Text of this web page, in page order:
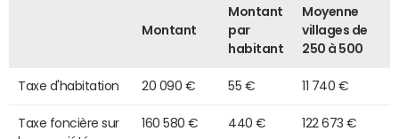
Montant
Montant
par
habitant
Moyenne
villages de
250 à 500
Taxe d'habitation 20 090 € 55 € 11 740 €
Taxe foncière sur
160 580 € 440 € 122 673 €